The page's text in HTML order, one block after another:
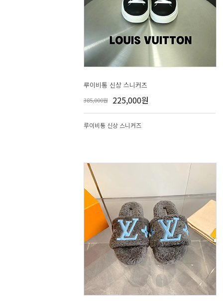
루이비통 신상 스니커즈
385,000원 225,000원
루이비통 신상 스니커즈